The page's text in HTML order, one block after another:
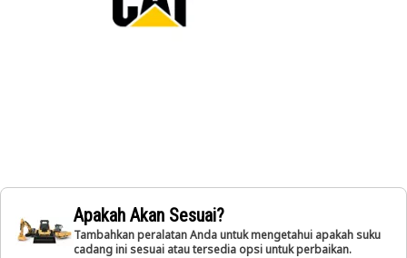
Apakah Akan Sesuai?
Tambahkan peralatan Anda untuk mengetahui apakah suku
cadang ini sesuai atau tersedia opsi untuk perbaikan.